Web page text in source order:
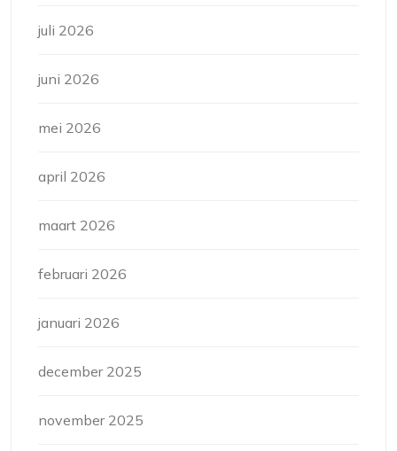
juli 2026
juni 2026
mei 2026
april 2026
maart 2026
februari 2026
januari 2026
december 2025
november 2025